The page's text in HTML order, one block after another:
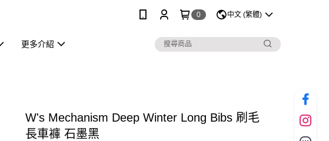
0 中文 (繁體)
更多介紹
W's Mechanism Deep Winter Long Bibs 刷毛
長車褲 石墨黑